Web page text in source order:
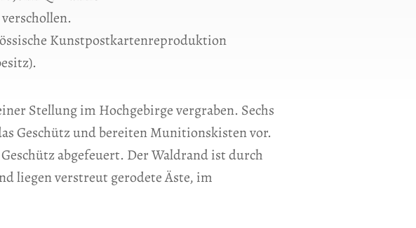
Kunstpostkartenreproduktion
Stellung im Hochgebirge vergraben. Sechs
Geschütz und bereiten Munitionskisten vor.
abgefeuert. Der Waldrand ist durch
liegen verstreut gerodete Äste, im